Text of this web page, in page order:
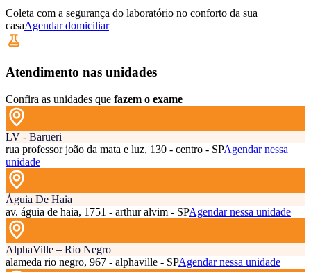
Coleta com a segurança do laboratório no conforto da sua
casaAgendar domiciliar
Atendimento nas unidades
Confira as unidades que fazem o exame
LV - Barueri
rua professor joão da mata e luz, 130 - centro - SPAgendar nessa
unidade
Águia De Haia
av. águia de haia, 1751 - arthur alvim - SPAgendar nessa unidade
AlphaVille – Rio Negro
alameda rio negro, 967 - alphaville - SPAgendar nessa unidade